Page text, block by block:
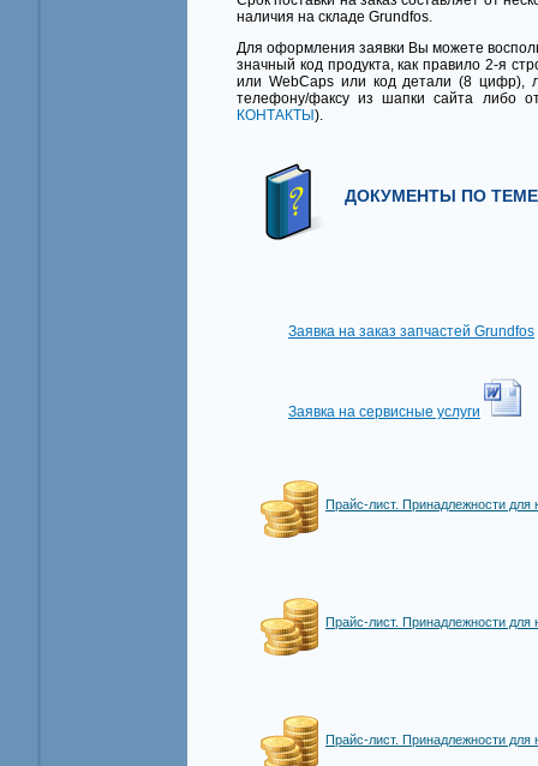
наличия на складе Grundfos.
Для оформления заявки Вы можете
значный код продукта, как правило 2-я
или WebCaps или код детали (8 цифр),
телефону/факсу из шапки сайта либо
КОНТАКТЫ ).
ДОКУМЕНТЫ ПО
Заявка на заказ запчастей Grundfos
Заявка на сервисные услуги
Прайс-лист. Принадлежности
Прайс-лист. Принадлежности
Прайс-лист. Принадлежности